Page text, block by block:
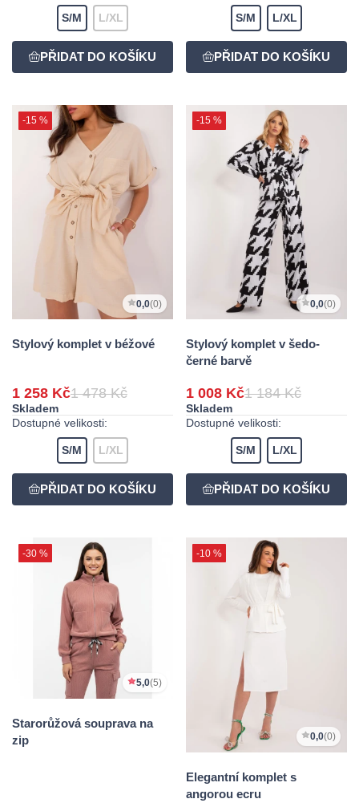
S/M L/XL S/M L/XL
-15 %
0,0(0)
Stylový komplet v béžové
1 258 Kč1 478 Kč
Skladem
Dostupné velikosti:
S/M L/XL
-15 %
0,0(0)
Stylový komplet v šedo-
černé barvě
1 008 Kč1 184 Kč
Skladem
Dostupné velikosti:
S/M L/XL
-30 %
5,0(5)
Starorůžová souprava na
zip
-10 %
0,0(0)
Elegantní komplet s
angorou ecru